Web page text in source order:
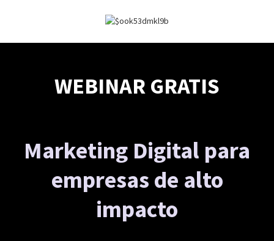
WEBINAR GRATIS
Marketing Digital para
empresas de alto
impacto